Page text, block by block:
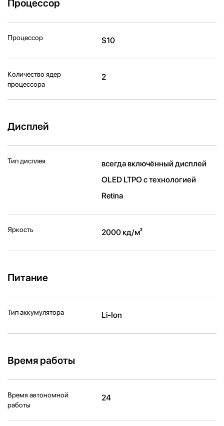
Процессор
Процессор S10
Количество ядер
процессора
2
Дисплей
Тип дисплея
всегда включённый дисплей
OLED LTPO с технологией
Retina
Яркость 2000 кд/ м²
Питание
Тип аккумулятора Li-Ion
Время работы
Время автономной
работы
24